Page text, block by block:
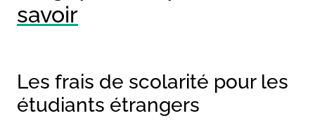
savoir
Les frais de scolarité pour les
étudiants étrangers